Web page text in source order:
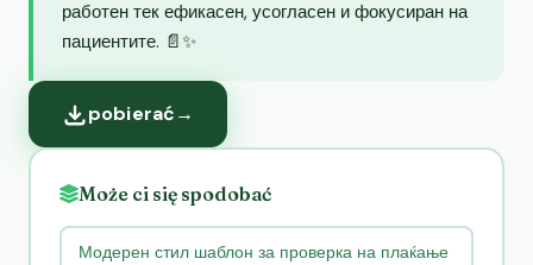
работен тек ефикасен, усогласен и фокусиран на
пациентите. 📄✨
pobierać→
Może ci się spodobać
Модерен стил шаблон за проверка на плаќање